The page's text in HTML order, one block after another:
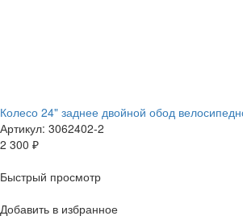
Колесо 24" заднее двойной обод
Артикул: 3062402-2
2 300 ₽
Быстрый просмотр
Добавить в избранное